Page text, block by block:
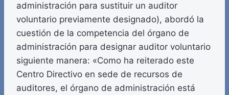
administración para sustituir un auditor
voluntario previamente designado), abordó la
cuestión de la competencia del órgano de
administración para designar auditor voluntario
siguiente manera: «Como ha reiterado este
Centro Directivo en sede de recursos de
auditores, el órgano de administración está